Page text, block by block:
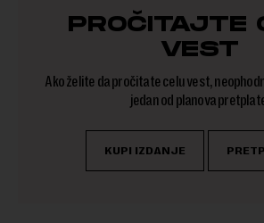
PROČITAJTE
VEST
Ako želite da pročitate celu vest,
jedan od planova
KUPI IZDANJE